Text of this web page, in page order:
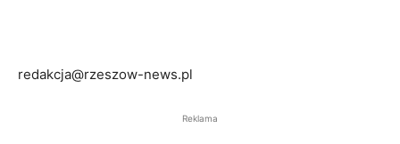
redakcja@rzeszow-news.pl
Reklama